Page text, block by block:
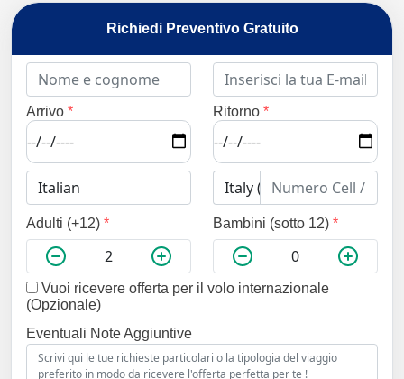
Richiedi Preventivo Gratuito
Arrivo * Ritorno *
Adulti (+12) * Bambini (sotto 12) *
Vuoi ricevere offerta per il volo internazionale
(Opzionale)
Eventuali Note Aggiuntive